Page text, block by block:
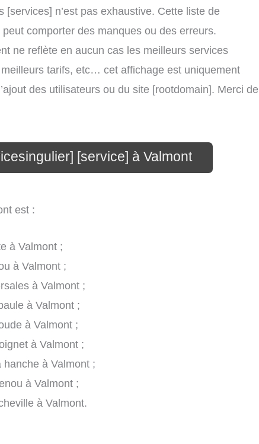
n’est pas exhaustive. Cette liste de
comporter des manques ou des erreurs.
ne reflète en aucun cas les meilleurs services
tarifs, etc… cet affichage est uniquement
des utilisateurs ou du site [rootdomain]. Merci de
[service] à Valmont
est :
à Valmont ;
à Valmont ;
à Valmont ;
à Valmont ;
à Valmont ;
à Valmont ;
à Valmont ;
à Valmont ;
à Valmont.